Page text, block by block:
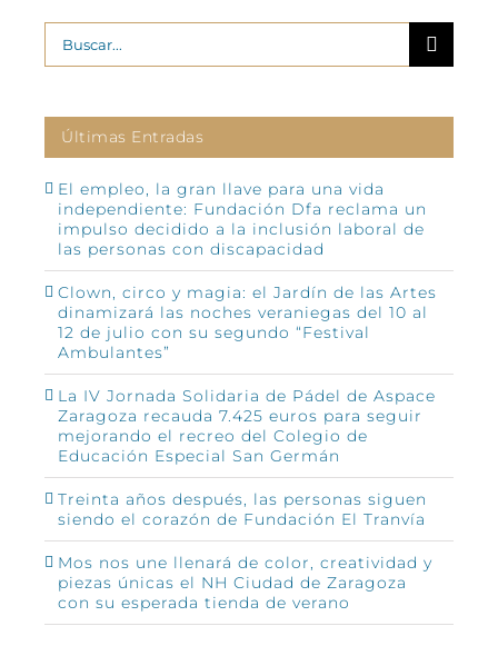
Buscar:
Últimas Entradas
El empleo, la gran llave para una vida
independiente: Fundación Dfa reclama un
impulso decidido a la inclusión laboral de
las personas con discapacidad
Clown, circo y magia: el Jardín de las Artes
dinamizará las noches veraniegas del 10 al
12 de julio con su segundo “Festival
Ambulantes”
La IV Jornada Solidaria de Pádel de Aspace
Zaragoza recauda 7.425 euros para seguir
mejorando el recreo del Colegio de
Educación Especial San Germán
Treinta años después, las personas siguen
siendo el corazón de Fundación El Tranvía
Mos nos une llenará de color, creatividad y
piezas únicas el NH Ciudad de Zaragoza
con su esperada tienda de verano